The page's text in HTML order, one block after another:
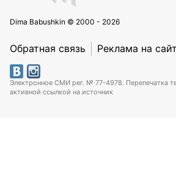
Dima Babushkin © 2000 - 2026
Обратная связь Реклама на
Электронное СМИ рег. № 77-4978. Перепечатка
активной ссылкой на источник